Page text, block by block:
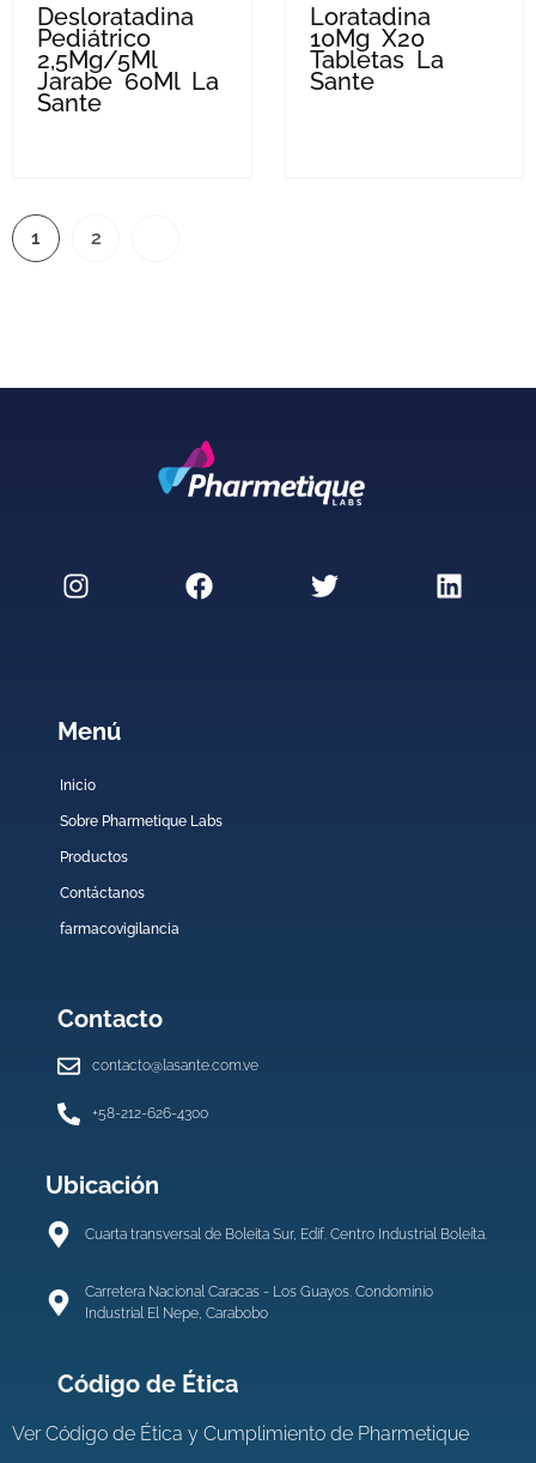
Desloratadina
Pediátrico
2,5Mg/5Ml
Jarabe 60Ml La
Sante
Loratadina
10Mg X20
Tabletas La
Sante
1 2
Menú
Inicio
Sobre Pharmetique Labs
Productos
Contáctanos
farmacovigilancia
Contacto
contacto@lasante.com.ve
+58-212-626-4300
Ubicación
Cuarta transversal de Boleita Sur, Edif. Centro Industrial Boleíta.
Carretera Nacional Caracas - Los Guayos. Condominio
Industrial El Nepe, Carabobo
Código de Ética
VerCódigo de Ética y Cumplimiento de Pharmetique